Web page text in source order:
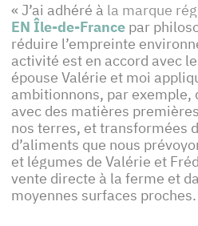
« J’ai adhéré à la marque
EN Île-de-France par
réduire l’empreinte
activité est en accord avec
épouse Valérie et moi
ambitionnons, par
avec des matières
nos terres, et transformées
d’aliments que nous
et légumes de Valérie et
vente directe à la ferme et
moyennes surfaces proches.